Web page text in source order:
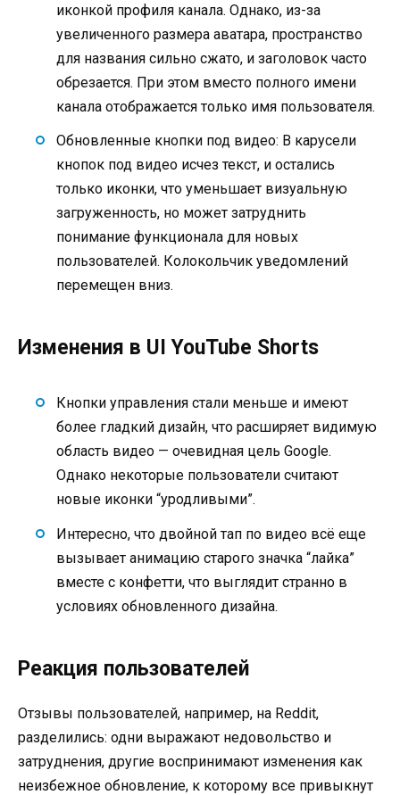
иконкой профиля канала. Однако, из-за
увеличенного размера аватара, пространство
для названия сильно сжато, и заголовок часто
обрезается. При этом вместо полного имени
канала отображается только имя пользователя.
Обновленные кнопки под видео: В карусели
кнопок под видео исчез текст, и остались
только иконки, что уменьшает визуальную
загруженность, но может затруднить
понимание функционала для новых
пользователей. Колокольчик уведомлений
перемещен вниз.
Изменения в UI YouTube Shorts
Кнопки управления стали меньше и имеют
более гладкий дизайн, что расширяет видимую
область видео — очевидная цель Google.
Однако некоторые пользователи считают
новые иконки “уродливыми”.
Интересно, что двойной тап по видео всё еще
вызывает анимацию старого значка “лайка”
вместе с конфетти, что выглядит странно в
условиях обновленного дизайна.
Реакция пользователей
Отзывы пользователей, например, на Reddit,
разделились: одни выражают недовольство и
затруднения, другие воспринимают изменения как
неизбежное обновление, к которому все привыкнут